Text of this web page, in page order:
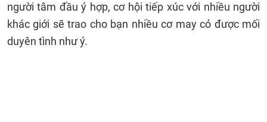
người tâm đầu ý hợp, cơ hội tiếp xúc với nhiều người
khác giới sẽ trao cho bạn nhiều cơ may có được mối
duyên tình như ý.